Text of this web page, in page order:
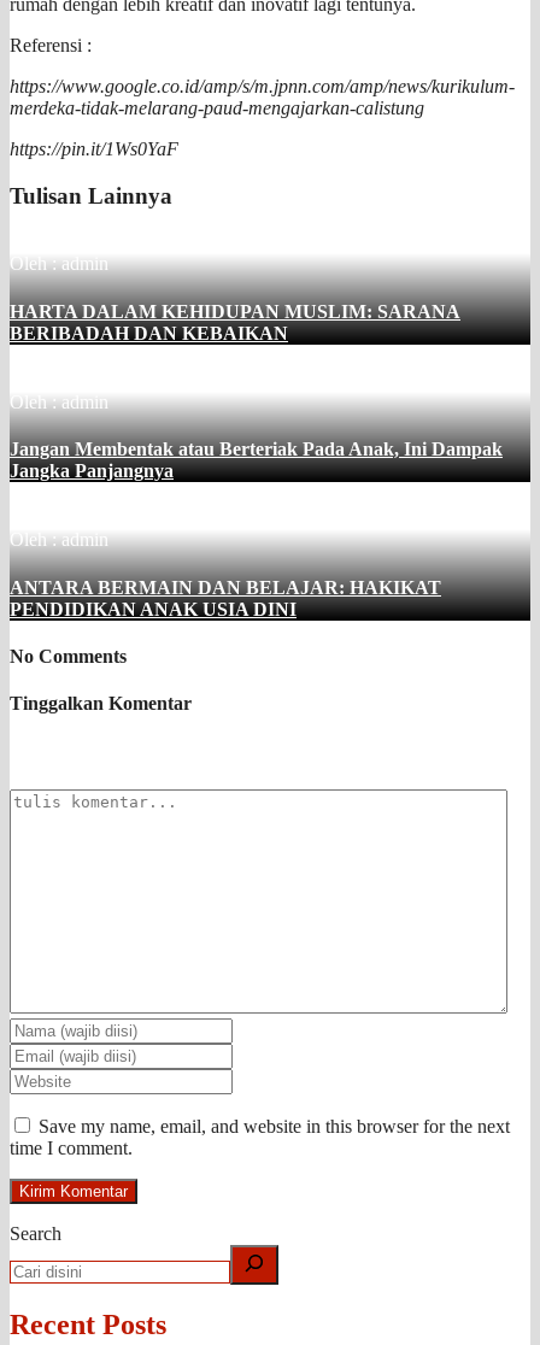
Referensi :
https://www.google.co.id/amp/s/m.jpnn.com/amp/news/kurikulum-
merdeka-tidak-melarang-paud-mengajarkan-calistung
https://pin.it/1Ws0YaF
Tulisan Lainnya
Oleh : admin
HARTA DALAM KEHIDUPAN MUSLIM: SARANA
BERIBADAH DAN KEBAIKAN
Oleh : admin
Jangan Membentak atau Berteriak Pada Anak, Ini Dampak
Jangka Panjangnya
Oleh : admin
ANTARA BERMAIN DAN BELAJAR: HAKIKAT
PENDIDIKAN ANAK USIA DINI
No Comments
Tinggalkan Komentar
Save my name, email, and website in this browser for the next
time I comment.
Search
Recent Posts